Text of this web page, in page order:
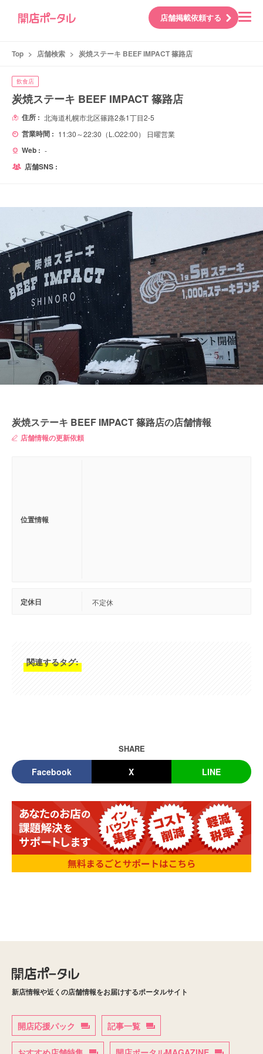
店舗掲載依頼する
Top > 店舗検索 > 炭焼ステーキ BEEF IMPACT 篠路店
飲食店
炭焼ステーキ BEEF IMPACT 篠路店
住所 : 北海道札幌市北区篠路2条1丁目2-5
営業時間 : 11:30～22:30（L.O22:00） 日曜営業
Web : -
店舗SNS :
炭焼ステーキ BEEF IMPACT 篠路店の店舗情報
店舗情報の更新依頼
位置情報
定休日 不定休
関連するタグ:
SHARE
Facebook X LINE
新店情報や近くの店舗情報をお届けするポータルサイト
開店応援パック 記事一覧